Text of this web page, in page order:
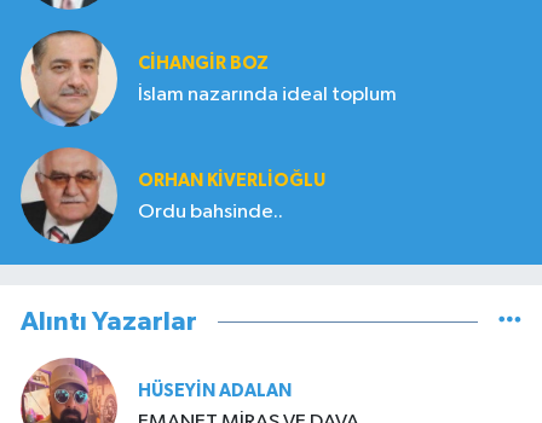
CIHANGIR BOZ
İslam nazarında ideal toplum
ORHAN KIVERLIOĞLU
Ordu bahsinde..
Alıntı Yazarlar
HÜSEYIN ADALAN